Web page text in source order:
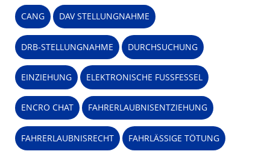
CANG DAV STELLUNGNAHME
DRB-STELLUNGNAHME DURCHSUCHUNG
EINZIEHUNG ELEKTRONISCHE FUSSFESSEL
ENCRO CHAT FAHRERLAUBNISENTZIEHUNG
FAHRERLAUBNISRECHT FAHRLÄSSIGE TÖTUNG